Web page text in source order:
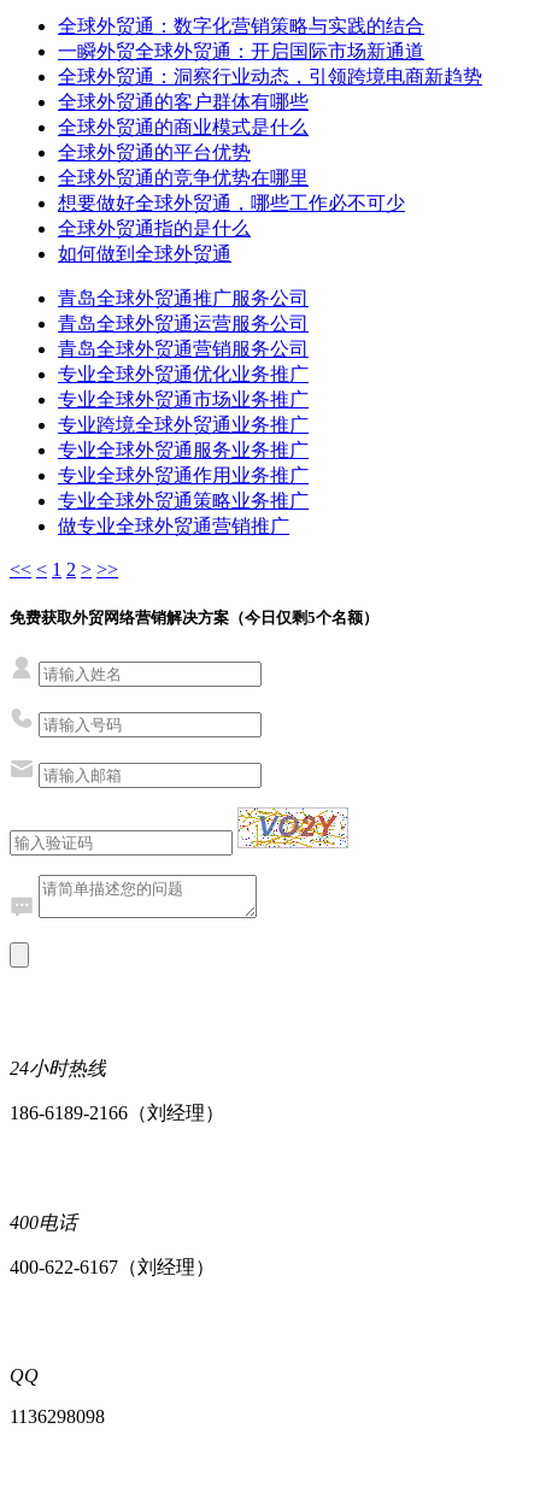
全球外贸通：数字化营销策略与实践的结合
一瞬外贸全球外贸通：开启国际市场新通道
全球外贸通：洞察行业动态，引领跨境电商新趋势
全球外贸通的客户群体有哪些
全球外贸通的商业模式是什么
全球外贸通的平台优势
全球外贸通的竞争优势在哪里
想要做好全球外贸通，哪些工作必不可少
全球外贸通指的是什么
如何做到全球外贸通
青岛全球外贸通推广服务公司
青岛全球外贸通运营服务公司
青岛全球外贸通营销服务公司
专业全球外贸通优化业务推广
专业全球外贸通市场业务推广
专业跨境全球外贸通业务推广
专业全球外贸通服务业务推广
专业全球外贸通作用业务推广
专业全球外贸通策略业务推广
做专业全球外贸通营销推广
<< < 1 2 > >>
免费获取外贸网络营销解决方案（今日仅剩5个名额）
24小时热线
186-6189-2166（刘经理）
400电话
400-622-6167（刘经理）
QQ
1136298098